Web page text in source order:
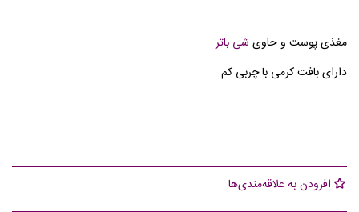
مغذی پوست و حاوی شی باتر
دارای بافت کرمی با چربی کم
افزودن به علاقه‌مندی‌ها